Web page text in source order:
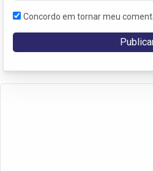
Concordo em tornar meu